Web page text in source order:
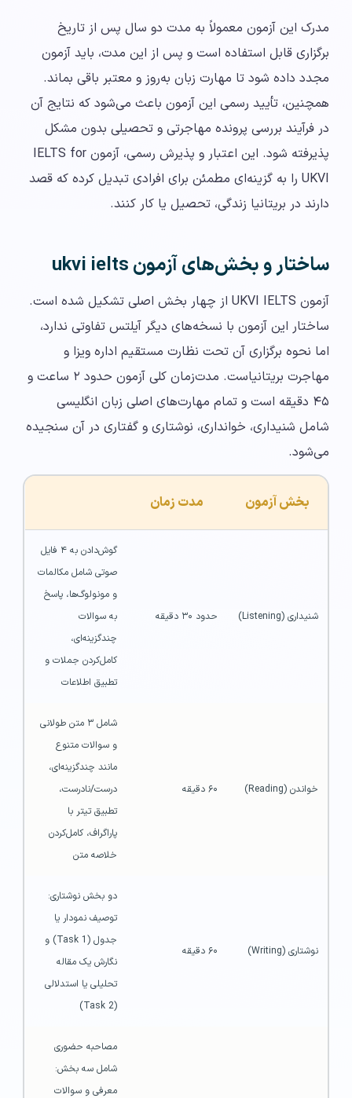
مدرک این آزمون معمولاً به مدت دو سال پس از تاریخ
برگزاری قابل استفاده است و پس از این مدت، باید آزمون
مجدد داده شود تا مهارت زبان به‌روز و معتبر باقی بماند.
همچنین، تأیید رسمی این آزمون باعث می‌شود که نتایج آن
در فرآیند بررسی پرونده مهاجرتی و تحصیلی بدون مشکل
پذیرفته شود. این اعتبار و پذیرش رسمی، آزمون IELTS for
UKVI را به گزینه‌ای مطمئن برای افرادی تبدیل کرده که قصد
دارند در بریتانیا زندگی، تحصیل یا کار کنند.
ساختار و بخش‌های آزمون ukvi ielts
آزمون UKVI IELTS از چهار بخش اصلی تشکیل شده است.
ساختار این آزمون با نسخه‌های دیگر آیلتس تفاوتی ندارد،
اما نحوه برگزاری آن تحت نظارت مستقیم اداره ویزا و
مهاجرت بریتانیاست. مدت‌زمان کلی آزمون حدود ۲ ساعت و
۴۵ دقیقه است و تمام مهارت‌های اصلی زبان انگلیسی
شامل شنیداری، خوانداری، نوشتاری و گفتاری در آن سنجیده
می‌شود.
بخش آزمون مدت زمان
شنیداری (Listening) حدود ۳۰ دقیقه
تطبیق اطلاعات
خواندن (Reading) ۶۰ دقیقه
خلاصه متن
نوشتاری (Writing) ۶۰ دقیقه
(Task 2)